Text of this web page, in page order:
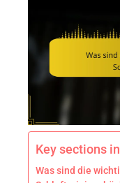
Key sections
Was sind die